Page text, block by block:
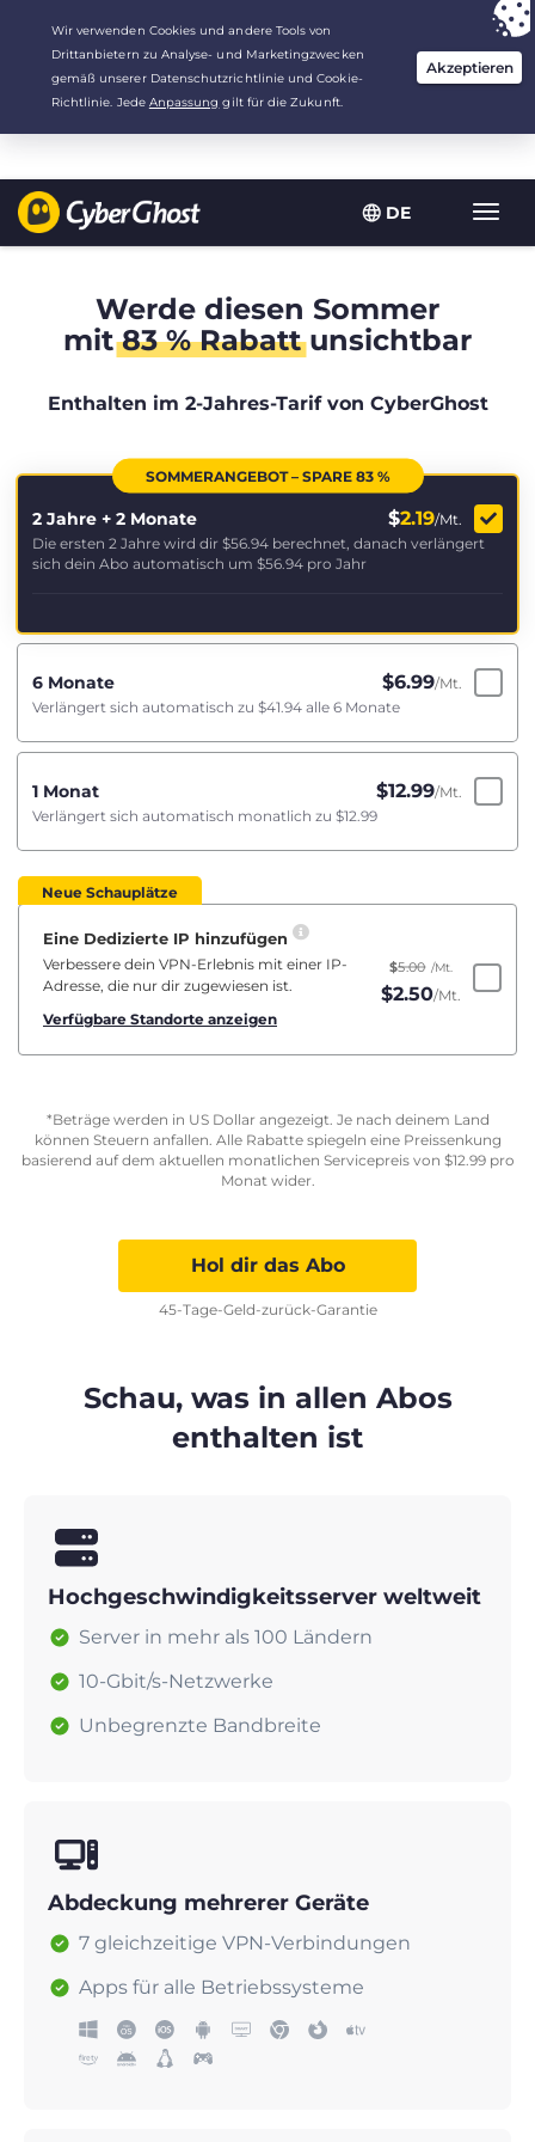
DE
Deine Wahl:Der beste Deal für 2.1666666666667 Jahre zu $
/Monat
Werde diesen Sommer
mit83 % Rabattunsichtbar
Enthalten im 2-Jahres-Tarif von CyberGhost
SOMMERANGEBOT – SPARE 83 %
2 Jahre + 2 Monate $2.19/Mt.
Die ersten 2 Jahre wird dir $56.94 berechnet, danach verlängert
sich dein Abo automatisch um $56.94 pro Jahr
6 Monate $6.99/Mt.
Verlängert sich automatisch zu $41.94 alle 6 Monate
1 Monat $12.99/Mt.
Verlängert sich automatisch monatlich zu $12.99
Neue Schauplätze
Eine Dedizierte IP hinzufügen
Verbessere dein VPN-Erlebnis mit einer IP-
Adresse, die nur dir zugewiesen ist.
Verfügbare Standorte anzeigen
$5.00 /Mt.
$2.50/Mt.
*Beträge werden in US Dollar angezeigt. Je nach deinem Land
können Steuern anfallen. Alle Rabatte spiegeln eine Preissenkung
basierend auf dem aktuellen monatlichen Servicepreis von $12.99pro
Monat wider.
Hol dir das Abo
45-Tage-Geld-zurück-Garantie
Schau, was in allen Abos
enthalten ist
Hochgeschwindigkeitsserver weltweit
Server in mehr als 100 Ländern
10-Gbit/s-Netzwerke
Unbegrenzte Bandbreite
Abdeckung mehrerer Geräte
7 gleichzeitige VPN-Verbindungen
Apps für alle Betriebssysteme